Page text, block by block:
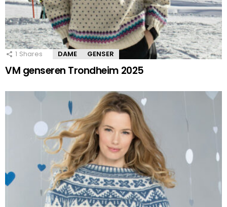
1 Shares DAME GENSER
VM genseren Trondheim 2025